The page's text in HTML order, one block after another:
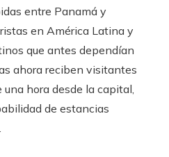
entre Panamá y
en América Latina y
que antes dependían
ahora reciben visitantes
hora desde la capital,
de estancias